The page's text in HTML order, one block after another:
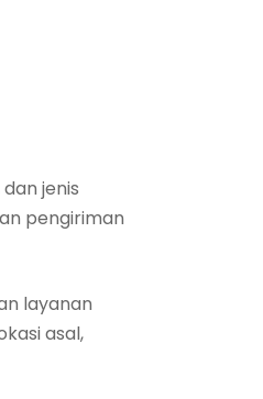
jenis
pengiriman
layanan
asal,